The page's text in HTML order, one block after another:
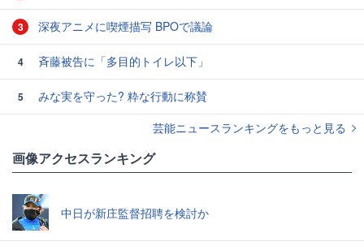
3 深夜アニメに喫煙描写 BPOで議論
4 斉藤被告に「多目的トイレ以下」
5
みな実を守った? 粋な行動に称賛
芸能ニュースランキングをもっと見る
画像アクセスランキング
中日が新庄監督招聘を検討か